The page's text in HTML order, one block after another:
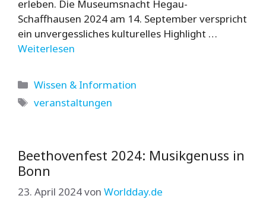
erleben. Die Museumsnacht Hegau-
Schaffhausen 2024 am 14. September verspricht
ein unvergessliches kulturelles Highlight …
Weiterlesen
Kategorien
Wissen & Information
Schlagwörter
veranstaltungen
Beethovenfest 2024: Musikgenuss in
Bonn
23. April 2024von Worldday.de